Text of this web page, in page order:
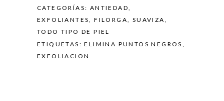
CATEGORÍAS: ANTIEDAD,
EXFOLIANTES,FILORGA, SUAVIZA ,
TODO TIPO DE PIEL
ETIQUETAS:ELIMINA PUNTOS NEGROS ,
EXFOLIACION